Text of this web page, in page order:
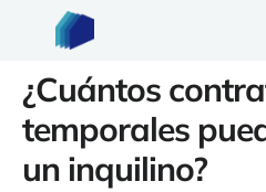
¿Cuántos
temporales
un inquilino?